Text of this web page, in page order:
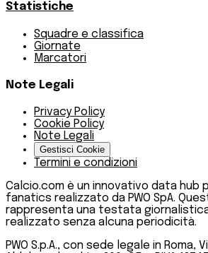
Statistiche
Squadre e classifica
Giornate
Marcatori
Note Legali
Privacy Policy
Cookie Policy
Note Legali
Gestisci Cookie
Termini e condizioni
Calcio.com è un innovativo data hub
fanatics realizzato da PWO SpA.
rappresenta una testata
realizzato senza alcuna periodicità.
PWO S.p.A., con sede legale in Roma,